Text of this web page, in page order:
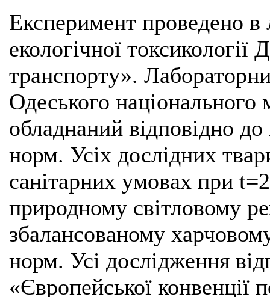
Експеримент проведено в
екологічної
транспорту».
Одеського національного
обладнаний відповідно до
норм. Усіх дослідних
санітарних умовах при
природному світловому
збалансованому
норм. Усі дослідження
«Європейської конвенції